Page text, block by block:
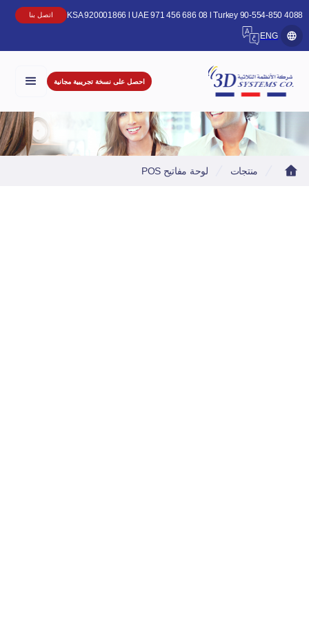
KSA 920001866 l UAE 971 456 686 08 l Turkey 90-554-850 اتصل بنا
ENG
احصل على نسخة تجريبية مجانية
منتجات لوحة مفاتيح POS